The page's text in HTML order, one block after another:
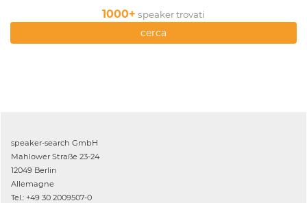
1000+ speaker trovati
cerca
speaker-search GmbH
Mahlower Straße 23-24
12049 Berlin
Allemagne
Tel.: +49 30 2009507-0